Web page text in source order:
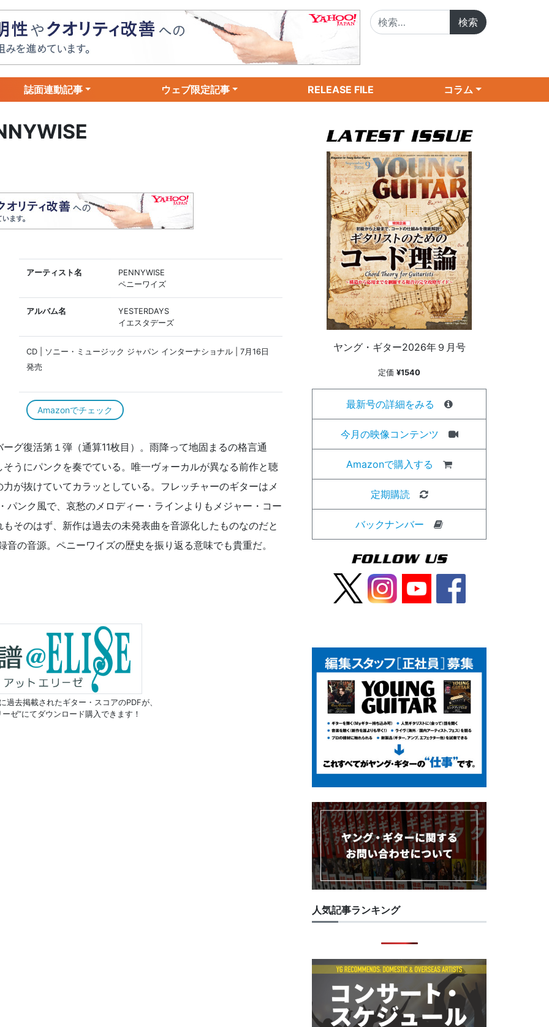
誌面連動記事 ウェブ限定記事 RELEASE FILE コラム
アーティスト名
PENNYWISE
ペニーワイズ
アルバム名
YESTERDAYS
イエスタデーズ
CD | ソニー・ミュージック ジャパン インターナショナル | 7月16日
発売
Amazonでチェック
グ復活第１弾（通算11枚目）。雨降って地固まるの格言通
うにパンクを奏でている。唯一ヴォーカルが異なる前作と聴
が抜けていてカラッとしている。フレッチャーのギターはメ
パンク風で、哀愁のメロディー・ラインよりもメジャー・コー
そのはず、新作は過去の未発表曲を音源化したものなのだと
の音源。ペニーワイズの歴史を振り返る意味でも貴重だ。
過去掲載されたギター・スコアのPDFが、
ゼ”にてダウンロード購入できます！
ヤング・ギター2026年９月号
定価 ¥1540
最新号の詳細をみる
今月の映像コンテンツ
Amazonで購入する
定期購読
バックナンバー
人気記事ランキング